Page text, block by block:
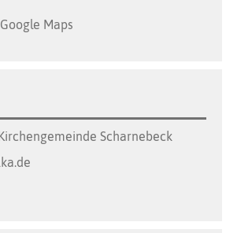
Maps
Scharnebeck